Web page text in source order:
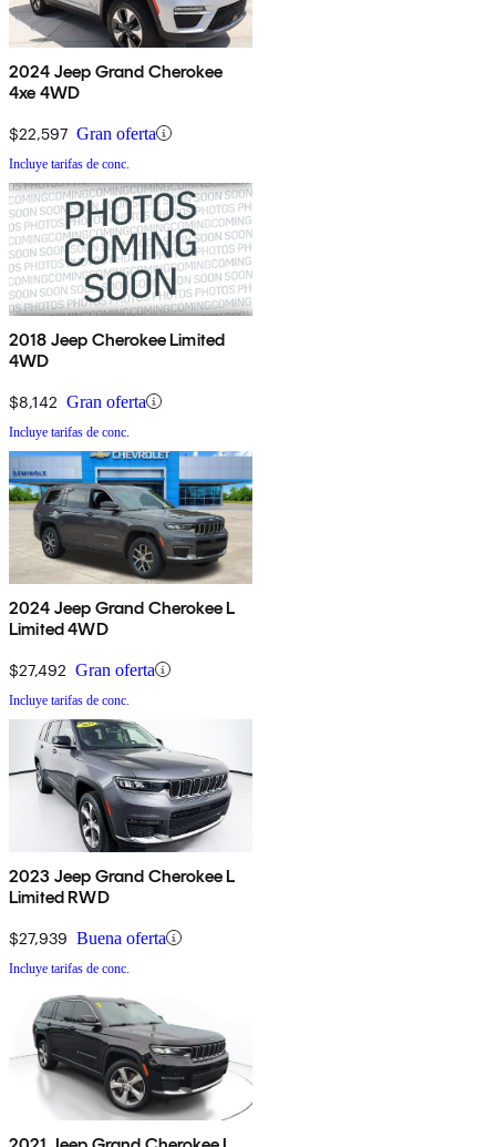
2024 Jeep Grand Cherokee
4xe 4WD
$22,597 Gran oferta
Incluye tarifas de conc.
2018 Jeep Cherokee Limited
4WD
$8,142 Gran oferta
Incluye tarifas de conc.
2024 Jeep Grand Cherokee L
Limited 4WD
$27,492 Gran oferta
Incluye tarifas de conc.
2023 Jeep Grand Cherokee L
Limited RWD
$27,939 Buena oferta
Incluye tarifas de conc.